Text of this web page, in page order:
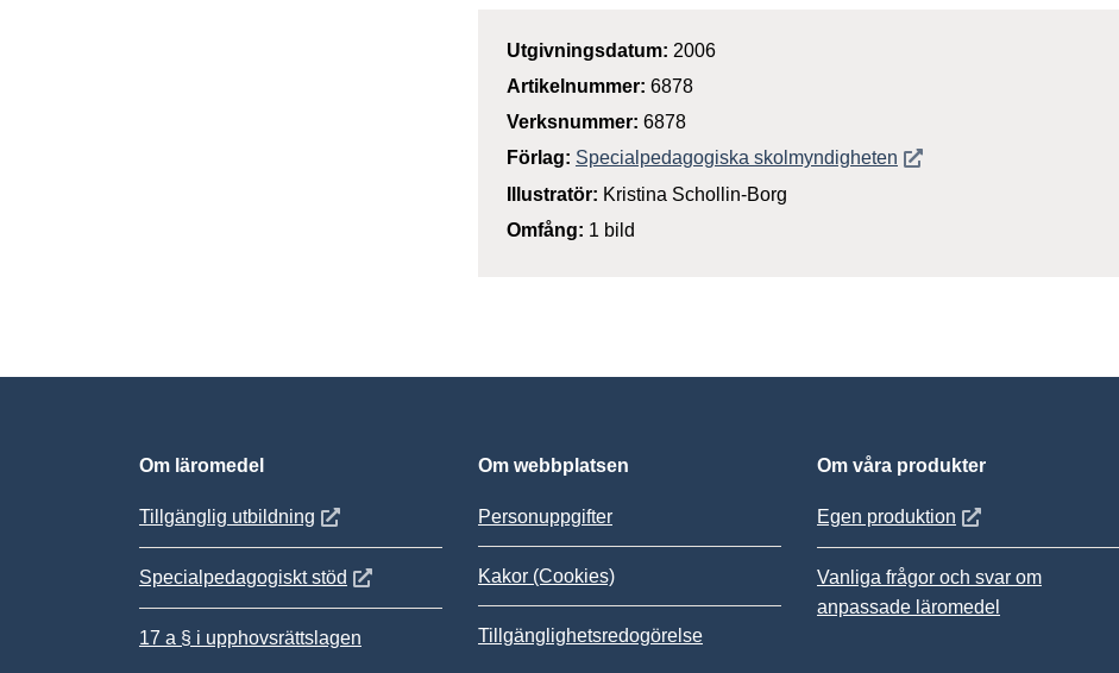
Utgivningsdatum: 2006
Artikelnummer: 6878
Verksnummer: 6878
Förlag: Specialpedagogiska skolmyndighetenÖppnas i nytt fönster
Illustratör: Kristina Schollin-Borg
Omfång: 1 bild
Om läromedel
Tillgänglig utbildning Öppnas i nytt fönster
Specialpedagogiskt stöd Öppnas i nytt fönster
17 a § i upphovsrättslagen
Om webbplatsen
Personuppgifter
Kakor (Cookies)
Tillgänglighetsredogörelse
Om våra produkter
Egen produktion Öppnas i nytt fönster
Vanliga frågor och svar om
anpassade läromedel